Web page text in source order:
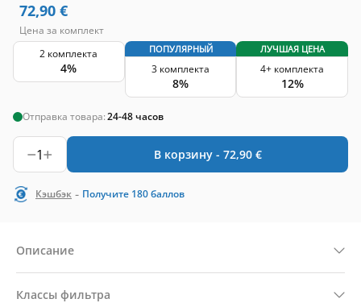
72,90 €
Цена за комплект
2 комплекта
4%
ПОПУЛЯРНЫЙ
3 комплекта
8%
ЛУЧШАЯ ЦЕНА
4+ комплекта
12%
Отправка товара:24-48 часов
1 В корзину - 72,90 €
Кэшбэк - Получите 180баллов
Описание
Классы фильтра